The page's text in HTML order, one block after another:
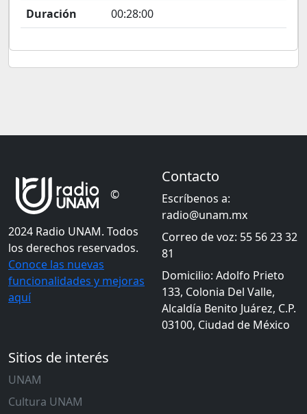
Duración
00:28:00
©
2024 Radio UNAM. Todos
los derechos reservados.
Conoce las nuevas
funcionalidades y mejoras
aquí
Contacto
Escríbenos a:
radio@unam.mx
Correo de voz: 55 56 23 32
81
Domicilio: Adolfo Prieto
133, Colonia Del Valle,
Alcaldía Benito Juárez, C.P.
03100, Ciudad de México
Sitios de interés
UNAM
Cultura UNAM